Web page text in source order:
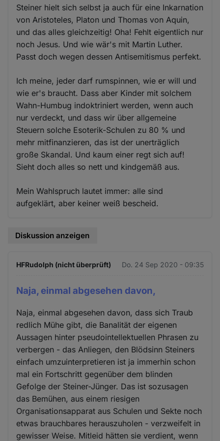
Steiner hielt sich selbst ja auch für eine Inkarnation
von Aristoteles, Platon und Thomas von Aquin,
und das alles gleichzeitig! Oha! Fehlt eigentlich nur
noch Jesus. Und wie wär's mit Martin Luther.
Passt doch wegen dessen Antisemitismus perfekt.
Ich meine, jeder darf rumspinnen, wie er will und
wie er's braucht. Dass aber Kinder mit solchem
Wahn-Humbug indoktriniert werden, wenn auch
nur verdeckt, und dass wir über allgemeine
Steuern solche Esoterik-Schulen zu 80 % und
mehr mitfinanzieren, das ist der unerträglich
große Skandal. Und kaum einer regt sich auf!
Sieht doch alles so nett und kindgemäß aus.
Mein Wahlspruch lautet immer: alle sind
aufgeklärt, aber keiner weiß bescheid.
Diskussion anzeigen
HFRudolph (nicht überprüft) Do. 24 Sep 2020 - 09:35
Naja, einmal abgesehen davon,
Naja, einmal abgesehen davon, dass sich Traub
redlich Mühe gibt, die Banalität der eigenen
Aussagen hinter pseudointellektuellen Phrasen zu
verbergen - das Anliegen, den Blödsinn Steiners
einfach umzuinterpretieren ist ja immerhin schon
mal ein Fortschritt gegenüber dem blinden
Gefolge der Steiner-Jünger. Das ist sozusagen
das Bemühen, aus einem riesigen
Organisationsapparat aus Schulen und Sekte noch
etwas brauchbares herauszuholen - verzweifelt in
gewisser Weise. Mitleid hätten sie verdient, wenn